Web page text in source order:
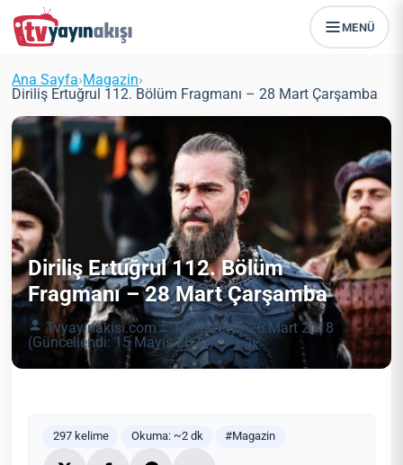
MENÜ
Ana Sayfa›Magazin›
Diriliş Ertuğrul 112. Bölüm Fragmanı – 28 Mart Çarşamba
Diriliş Ertuğrul 112. Bölüm
Fragmanı – 28 Mart Çarşamba
Tvyayinakisi.com Magazin
26 Mart 2018
(Güncellendi: 15 Mayıs 2020)
2 dk
297 kelime Okuma: ~2 dk #Magazin